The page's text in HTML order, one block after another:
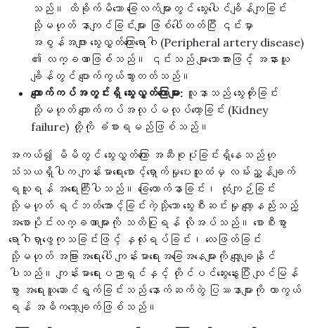
သည်။ ထိခိုက်မိသော ခြေလက်များတွင် သွေးပေါင်ချိန်ကျခြင်း
သို့မဟုတ် နာကျင်ခြင်းများ ဖြစ်ပေါ်တတ်ပြီး ၎င်းမှာ
အစွန်အဖျား သွေးလွှတ်ကြောရောဂါ (Peripheral artery disease)
၏ လက္ခဏာဖြစ်သည်။ ၎င်းသည် များသောအားဖြင့် အနားယူ
ချိန်တွင် ပျောက်ကွယ်သွားတတ်သည်။
ကျောက်ကပ်အတွင်းရှိ သွေးလွှတ်ကြောများ: လူနာသည် သွေးတိုးခြင်း
သို့မဟုတ် ကျောက်ကပ်အလုပ်မလုပ်တော့ခြင်း (Kidney
failure) တို့ကို ခံစားရမည်ဖြစ်သည်။
အကယ်၍ မိမိတွင် သွေးလွှတ်ကြော အဆီစုပုံခြင်းရှိနေသည်ဟု
သံသယရှိပါက ကျန်းမာရေးစောင့်ရှောက်မှုပေးသူထံမှ လမ်းညွှန်ချက်
ရယူရန် အရေးကြီးပါသည်။ ခြေထောက်နာခြင်း၊ ထုံကျဉ်ခြင်း
သို့မဟုတ် ရင်ဘတ်အောင့်ခြင်းကဲ့သို့သော သွေးစီးဆင်းမှု လျော့နည်းသည့်
အစောပိုင်းလက္ခဏာများကို သတိပြုရန် လိုအပ်သည်။ စောစီးစွာ
ရောဂါရှာဖွေကုသခြင်းဖြင့် နှလုံးရပ်ခြင်း၊ လေဖြတ်ခြင်း
သို့မဟုတ် အခြားအရေးပေါ် ကျန်းမာရေးအခြေအနေများကို လျှော့ချနိုင်
ပါသည်။ ကျန်းမာရေးပညာရှင်နှင့် တိုင်ပင်ဆွေးနွေးပြီး လျင်မြန်
စွာ အရေးယူဆောင်ရွက်ခြင်းသည် နောက်ဆက်တွဲ ပြဿနာများကို ကာကွယ်
ရန် အဓိကသော့ချက်ဖြစ်သည်။